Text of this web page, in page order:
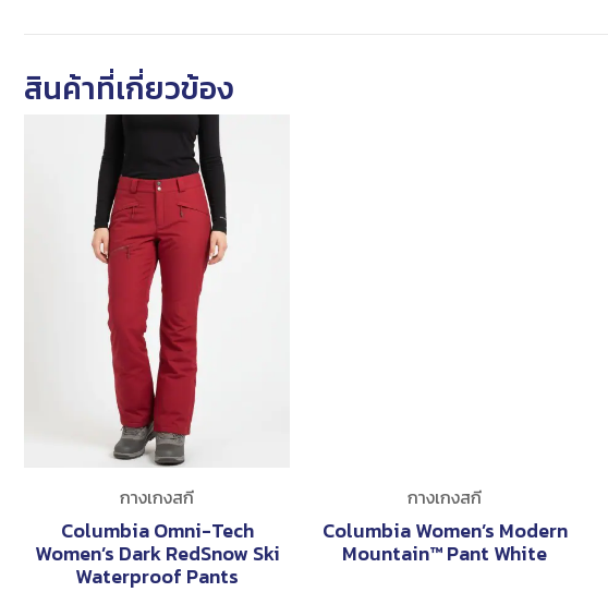
สินค้าที่เกี่ยวข้อง
กางเกงสกี
Columbia Omni-Tech
Women’s Dark RedSnow Ski
Waterproof Pants
กางเกงสกี
Columbia Women’s Modern
Mountain™ Pant White